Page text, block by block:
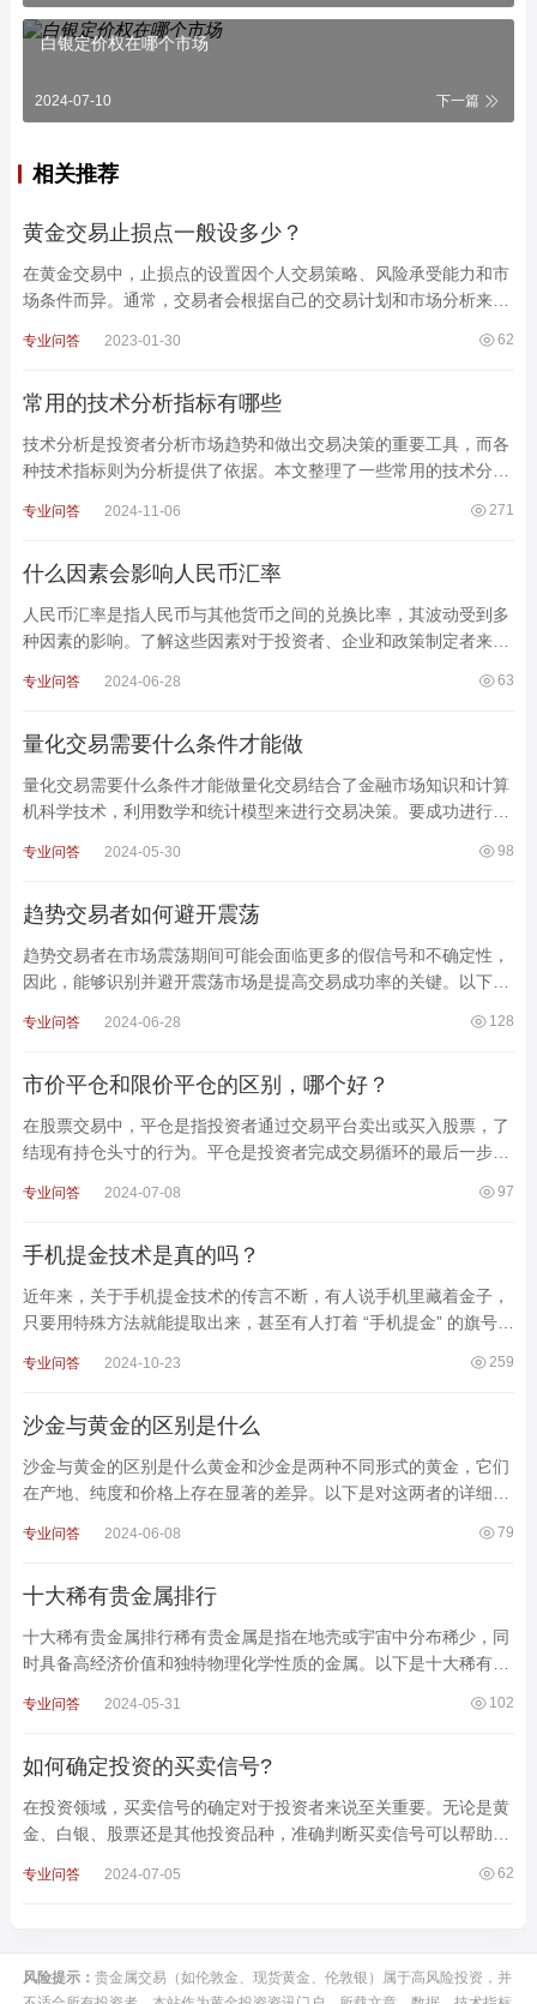
白银定价权在哪个市场
2024-07-10 下一篇
相关推荐
黄金交易止损点一般设多少？
在黄金交易中，止损点的设置因个人交易策略、风险承受能力和市
场条件而异。通常，交易者会根据自己的交易计划和市场分析来确
62
专业问答 2023-01-30
常用的技术分析指标有哪些
技术分析是投资者分析市场趋势和做出交易决策的重要工具，而各
种技术指标则为分析提供了依据。本文整理了一些常用的技术分析
271
专业问答 2024-11-06
什么因素会影响人民币汇率
人民币汇率是指人民币与其他货币之间的兑换比率，其波动受到多
种因素的影响。了解这些因素对于投资者、企业和政策制定者来说
63
专业问答 2024-06-28
量化交易需要什么条件才能做
量化交易需要什么条件才能做量化交易结合了金融市场知识和计算
机科学技术，利用数学和统计模型来进行交易决策。要成功进行量
98
专业问答 2024-05-30
趋势交易者如何避开震荡
趋势交易者在市场震荡期间可能会面临更多的假信号和不确定性，
因此，能够识别并避开震荡市场是提高交易成功率的关键。以下是
128
专业问答 2024-06-28
市价平仓和限价平仓的区别，哪个好？
在股票交易中，平仓是指投资者通过交易平台卖出或买入股票，了
结现有持仓头寸的行为。平仓是投资者完成交易循环的最后一步，
97
专业问答 2024-07-08
手机提金技术是真的吗？
近年来，关于手机提金技术的传言不断，有人说手机里藏着金子，
只要用特殊方法就能提取出来，甚至有人打着 “手机提金” 的旗号进
259
专业问答 2024-10-23
沙金与黄金的区别是什么
沙金与黄金的区别是什么黄金和沙金是两种不同形式的黄金，它们
在产地、纯度和价格上存在显著的差异。以下是对这两者的详细比
79
专业问答 2024-06-08
十大稀有贵金属排行
十大稀有贵金属排行稀有贵金属是指在地壳或宇宙中分布稀少，同
时具备高经济价值和独特物理化学性质的金属。以下是十大稀有贵
102
专业问答 2024-05-31
如何确定投资的买卖信号?
在投资领域，买卖信号的确定对于投资者来说至关重要。无论是黄
金、白银、股票还是其他投资品种，准确判断买卖信号可以帮助投
62
专业问答 2024-07-05
风险提示： 贵金属交易（如伦敦金、现货黄金、伦敦银）属于高风险投资，并